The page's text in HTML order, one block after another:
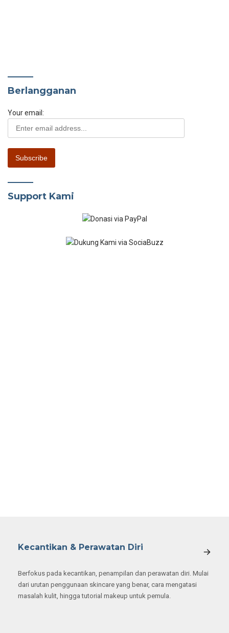
Berlangganan
Your email:
Support Kami
Kecantikan & Perawatan Diri
Berfokus pada kecantikan, penampilan dan perawatan diri. Mulai
dari urutan penggunaan skincare yang benar, cara mengatasi
masalah kulit, hingga tutorial makeup untuk pemula.